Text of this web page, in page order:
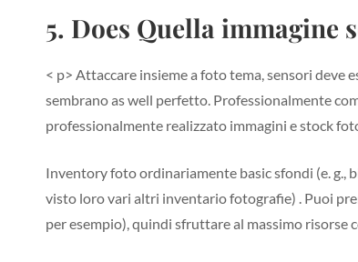
5. Does Quella immagine
< p> Attaccare insieme a foto tema, sensori deve
sembrano as well perfetto. Professionalmente
professionalmente realizzato immagini e stock
Inventory foto ordinariamente basic sfondi (e. g.,
visto loro vari altri inventario fotografie) . Puoi
per esempio), quindi sfruttare al massimo risorse